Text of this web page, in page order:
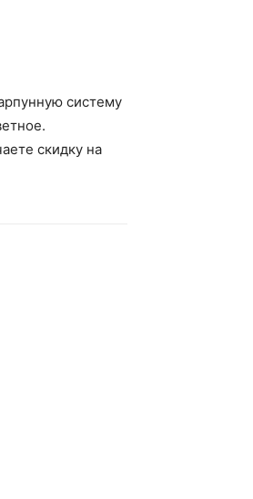
систему
скидку на